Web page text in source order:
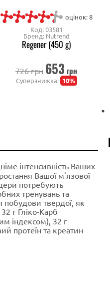
оцінок: 8
Код: 03581
Бренд: Nutrend
Regener (450 g)
726 грн 653 грн
Суперзнижка: 10%
інтенсивність Ваших
Вашої м'язової
потребують
тренувань та
побудови твердої, як
32 г Гліко-Карб
індексом), 32 г
протеїн та креатин